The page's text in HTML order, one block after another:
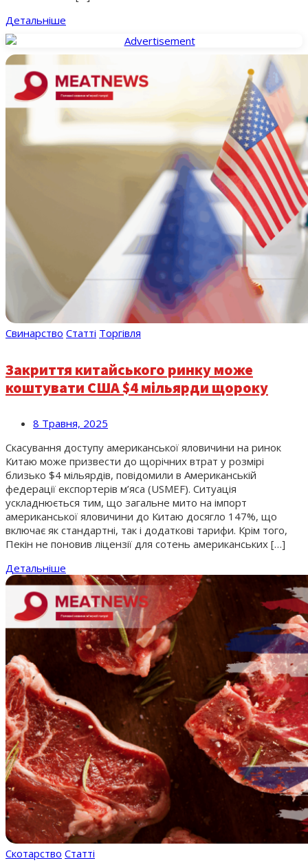
Детальніше
Свинарство Статті Торгівля
Закриття китайського ринку може
коштувати США $4 мільярди щороку
8 Травня, 2025
Скасування доступу американської яловичини на ринок
Китаю може призвести до щорічних втрат у розмірі
близько $4 мільярдів, повідомили в Американській
федерації експортерів м’яса (USMEF). Ситуація
ускладнюється тим, що загальне мито на імпорт
американської яловичини до Китаю досягло 147%, що
включає як стандартні, так і додаткові тарифи. Крім того,
Пекін не поновив ліцензії для сотень американських […]
Детальніше
Скотарство Статті